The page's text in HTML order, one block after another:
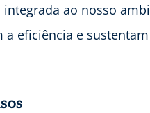
ao nosso
eficiência e